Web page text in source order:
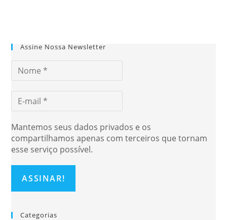
Assine Nossa Newsletter
Mantemos seus dados privados e os
compartilhamos apenas com terceiros que tornam
esse serviço possível.
Categorias